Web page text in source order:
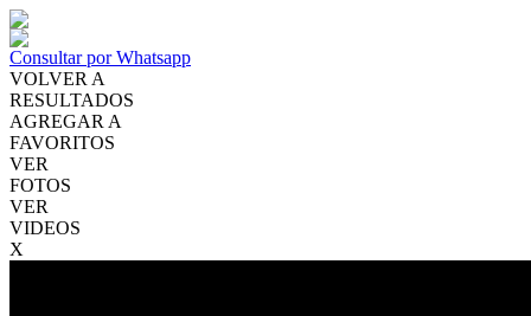
Consultar por Whatsapp
VOLVER A
RESULTADOS
AGREGAR A
FAVORITOS
VER
FOTOS
VER
VIDEOS
X